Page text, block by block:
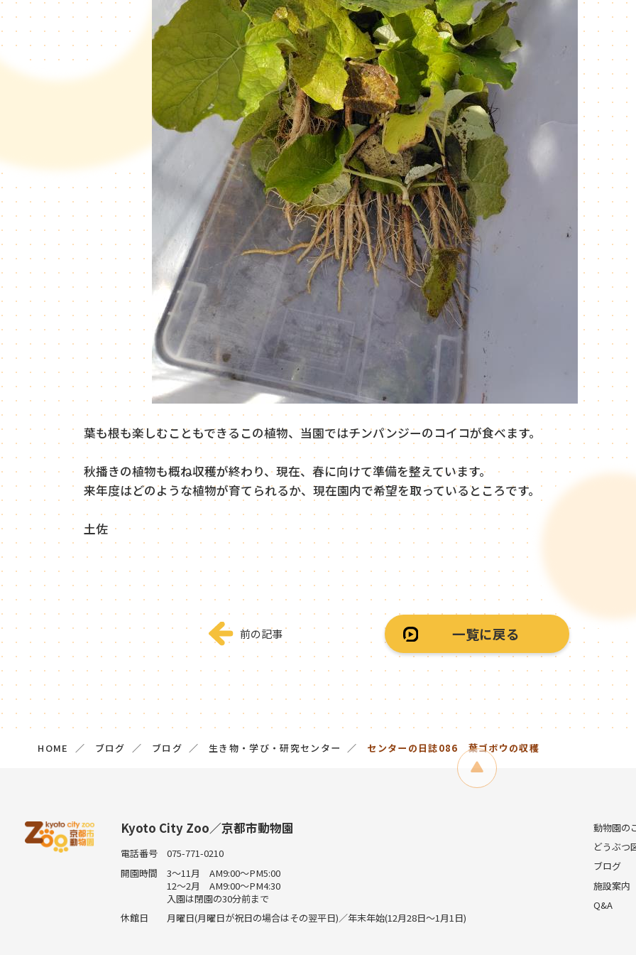
葉も根も楽しむこともできるこの植物、当園ではチンパンジーのコイコが食べます。
秋播きの植物も概ね収穫が終わり、現在、春に向けて準備を整えています。
来年度はどのような植物が育てられるか、現在園内で希望を取っているところです。
土佐
前の記事 一覧に戻る
HOME ブログ ブログ 生き物・学び・研究センター センターの日誌086 葉ゴボウの収穫
Kyoto City Zoo／京都市動物園
電話番号
075-771-0210
開園時間
3～11月 AM9:00～PM5:00
12～2月 AM9:00～PM4:30
入園は閉園の30分前まで
休館日
月曜日(月曜日が祝日の場合はその翌平日)／年末年始(12月28日～1月1日)
動物園の
どうぶつ
ブログ
施設案内
Q&A